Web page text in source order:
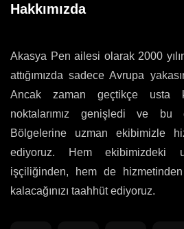
Hakkımızda
Akasya Pen ailesi olarak 2000
attığımızda sadece Avrupa
Ancak zaman geçtikçe usta
noktalarımız genişledi ve bu
Bölgelerine uzman ekibimizle
ediyoruz. Hem ekibimizdeki
işçiliğinden, hem de
kalacağınızı taahhüt ediyoruz.